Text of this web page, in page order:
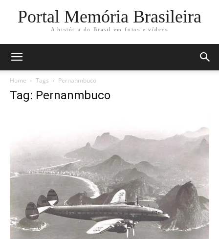
Portal Memória Brasileira
A história do Brasil em fotos e vídeos
Home Tags Pernanmbuco
Tag: Pernanmbuco